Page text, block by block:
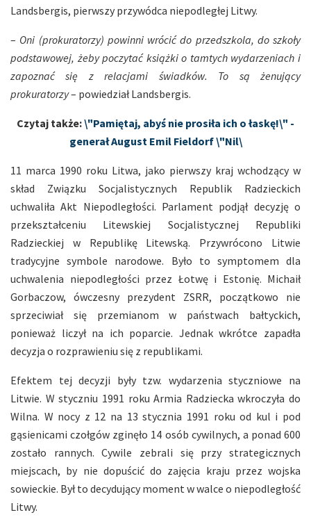
Landsbergis, pierwszy przywódca niepodległej Litwy.
– Oni (prokuratorzy) powinni wrócić do przedszkola, do szkoły
podstawowej, żeby poczytać książki o tamtych wydarzeniach i
zapoznać się z relacjami świadków. To są żenujący
prokuratorzy– powiedział Landsbergis.
Czytaj także:\"Pamiętaj, abyś nie prosiła ich o łaskę!\" -
generał August Emil Fieldorf \"Nil\
11 marca 1990 roku Litwa, jako pierwszy kraj wchodzący w
skład Związku Socjalistycznych Republik Radzieckich
uchwaliła Akt Niepodległości. Parlament podjął decyzję o
przekształceniu Litewskiej Socjalistycznej Republiki
Radzieckiej w Republikę Litewską. Przywrócono Litwie
tradycyjne symbole narodowe. Było to symptomem dla
uchwalenia niepodległości przez Łotwę i Estonię. Michaił
Gorbaczow, ówczesny prezydent ZSRR, początkowo nie
sprzeciwiał się przemianom w państwach bałtyckich,
ponieważ liczył na ich poparcie. Jednak wkrótce zapadła
decyzja o rozprawieniu się z republikami.
Efektem tej decyzji były tzw. wydarzenia styczniowe na
Litwie. W styczniu 1991 roku Armia Radziecka wkroczyła do
Wilna. W nocy z 12 na 13 stycznia 1991 roku od kul i pod
gąsienicami czołgów zginęło 14 osób cywilnych, a ponad 600
zostało rannych. Cywile zebrali się przy strategicznych
miejscach, by nie dopuścić do zajęcia kraju przez wojska
sowieckie. Był to decydujący moment w walce o niepodległość
Litwy.